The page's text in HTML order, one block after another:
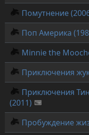
Помутнение
Поп Америка
Minnie the
Приключения
Приключения
(2011)
Пробуждение